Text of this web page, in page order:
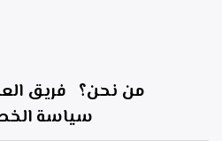
من نحن؟ فريق
سياسة